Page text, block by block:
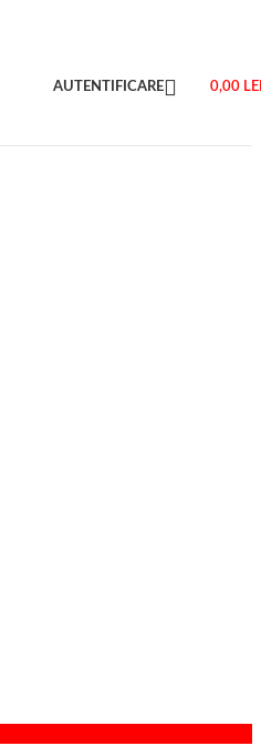
AUTENTIFICARE 0,00